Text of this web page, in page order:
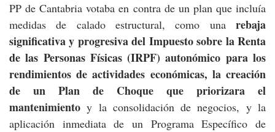
PP de Cantabria votaba en contra de un plan que incluía
medidas de calado estructural, como una rebaja
significativa y progresiva del Impuesto sobre la Renta
de las Personas Físicas (IRPF) autonómico para los
rendimientos de actividades económicas, la creación
de un Plan de Choque que priorizara el
mantenimiento y la consolidación de negocios, y la
aplicación inmediata de un Programa Específico de